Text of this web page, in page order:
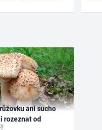
ani sucho
rozeznat od